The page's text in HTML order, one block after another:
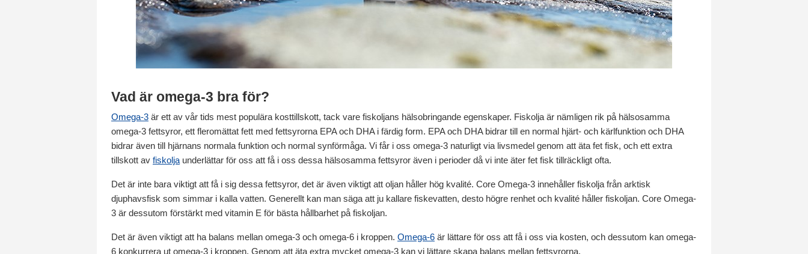
Vad är omega-3 bra för?
Omega-3 är ett av vår tids mest populära kosttillskott, tack vare fiskoljans hälsobringande egenskaper. Fiskolja är nämligen rik på hälsosamma
omega-3 fettsyror, ett fleromättat fett med fettsyrorna EPA och DHA i färdig form. EPA och DHA bidrar till en normal hjärt- och kärlfunktion och DHA
bidrar även till hjärnans normala funktion och normal synförmåga. Vi får i oss omega-3 naturligt via livsmedel genom att äta fet fisk, och ett extra
tillskott av fiskolja underlättar för oss att få i oss dessa hälsosamma fettsyror även i perioder då vi inte äter fet fisk tillräckligt ofta.
Det är inte bara viktigt att få i sig dessa fettsyror, det är även viktigt att oljan håller hög kvalité. Core Omega-3 innehåller fiskolja från arktisk
djuphavsfisk som simmar i kalla vatten. Generellt kan man säga att ju kallare fiskevatten, desto högre renhet och kvalité håller fiskoljan. Core Omega-
3 är dessutom förstärkt med vitamin E för bästa hållbarhet på fiskoljan.
Det är även viktigt att ha balans mellan omega-3 och omega-6 i kroppen. Omega-6 är lättare för oss att få i oss via kosten, och dessutom kan omega-
6 konkurrera ut omega-3 i kroppen. Genom att äta extra mycket omega-3 kan vi lättare skapa balans mellan fettsyrorna.